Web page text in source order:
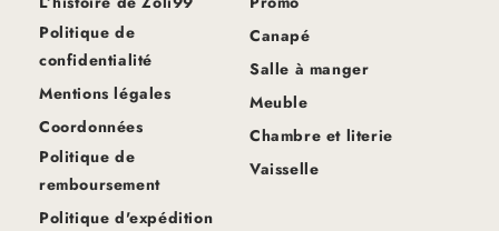
Politique de
confidentialité
Mentions légales
Coordonnées
Politique de
remboursement
Politique d'expédition
Canapé
Salle à manger
Meuble
Chambre et literie
Vaisselle